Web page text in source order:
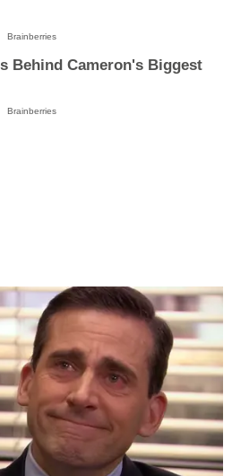
Brainberries
Behind Cameron's Biggest
Brainberries